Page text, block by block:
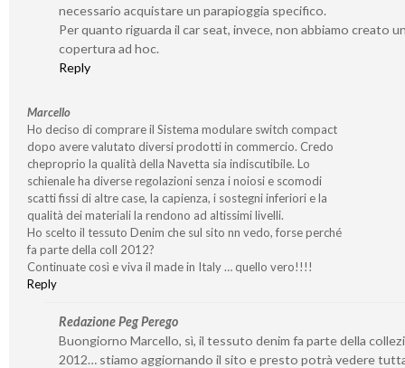
necessario acquistare un parapioggia specifico.
Per quanto riguarda il car seat, invece, non abbiamo creato
copertura ad hoc.
Reply
Marcello
Ho deciso di comprare il Sistema modulare switch compact
dopo avere valutato diversi prodotti in commercio. Credo
cheproprio la qualità della Navetta sia indiscutibile. Lo
schienale ha diverse regolazioni senza i noiosi e scomodi
scatti fissi di altre case, la capienza, i sostegni inferiori e la
qualità dei materiali la rendono ad altissimi livelli.
Ho scelto il tessuto Denim che sul sito nn vedo, forse perché
fa parte della coll 2012?
Continuate così e viva il made in Italy … quello vero!!!!
Reply
Redazione Peg Perego
Buongiorno Marcello, sì, il tessuto denim fa parte della
2012… stiamo aggiornando il sito e presto potrà vedere